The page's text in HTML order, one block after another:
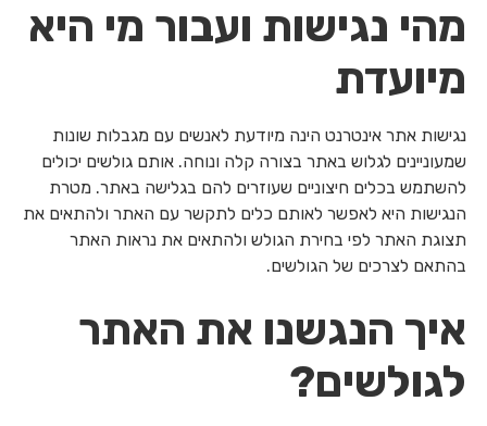
מהי נגישות ועבור מי היא
מיועדת
נגישות אתר אינטרנט הינה מיודעת לאנשים עם מגבלות שונות
שמעוניינים לגלוש באתר בצורה קלה ונוחה. אותם גולשים יכולים
להשתמש בכלים חיצוניים שעוזרים להם בגלישה באתר. מטרת
הנגישות היא לאפשר לאותם כלים לתקשר עם האתר ולהתאים את
תצוגת האתר לפי בחירת הגולש ולהתאים את נראות האתר
בהתאם לצרכים של הגולשים.
איך הנגשנו את האתר
לגולשים?